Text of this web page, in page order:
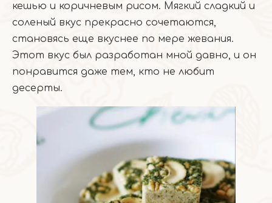
кешью и коричневым рисом. Мягкий сладкий и
соленый вкус прекрасно сочетаются,
становясь еще вкуснее по мере жевания.
Этот вкус был разработан мной давно, и он
понравится даже тем, кто не любит
десерты.